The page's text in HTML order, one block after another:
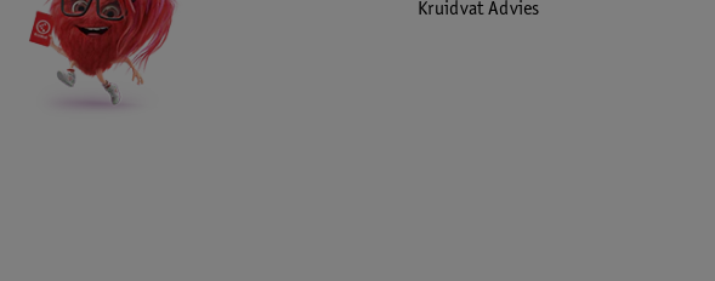
Kruidvat Advies